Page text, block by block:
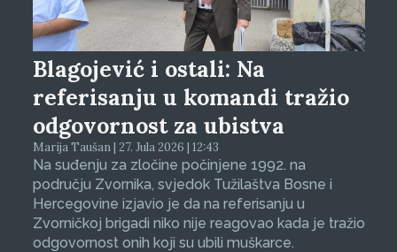
Blagojević i ostali: Na
referisanju u komandi tražio
odgovornost za ubistva
Marija Taušan | 27. Jula 2026 | 12:43
Na suđenju za zločine počinjene 1992. na
području Zvornika, svjedok Tužilaštva Bosne i
Hercegovine izjavio je da na referisanju u
Zvorničkoj brigadi niko nije reagovao kada je tražio
odgovornost onih koji su ubili muškarce.